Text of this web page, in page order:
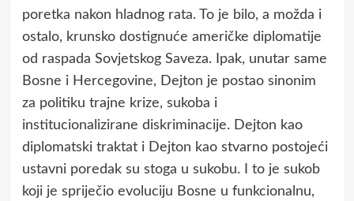
poretka nakon hladnog rata. To je bilo, a možda i
ostalo, krunsko dostignuće američke diplomatije
od raspada Sovjetskog Saveza. Ipak, unutar same
Bosne i Hercegovine, Dejton je postao sinonim
za politiku trajne krize, sukoba i
institucionalizirane diskriminacije. Dejton kao
diplomatski traktat i Dejton kao stvarno postojeći
ustavni poredak su stoga u sukobu. I to je sukob
koji je spriječio evoluciju Bosne u funkcionalnu,